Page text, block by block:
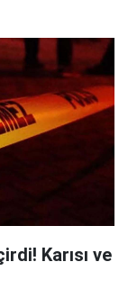
Karısı ve